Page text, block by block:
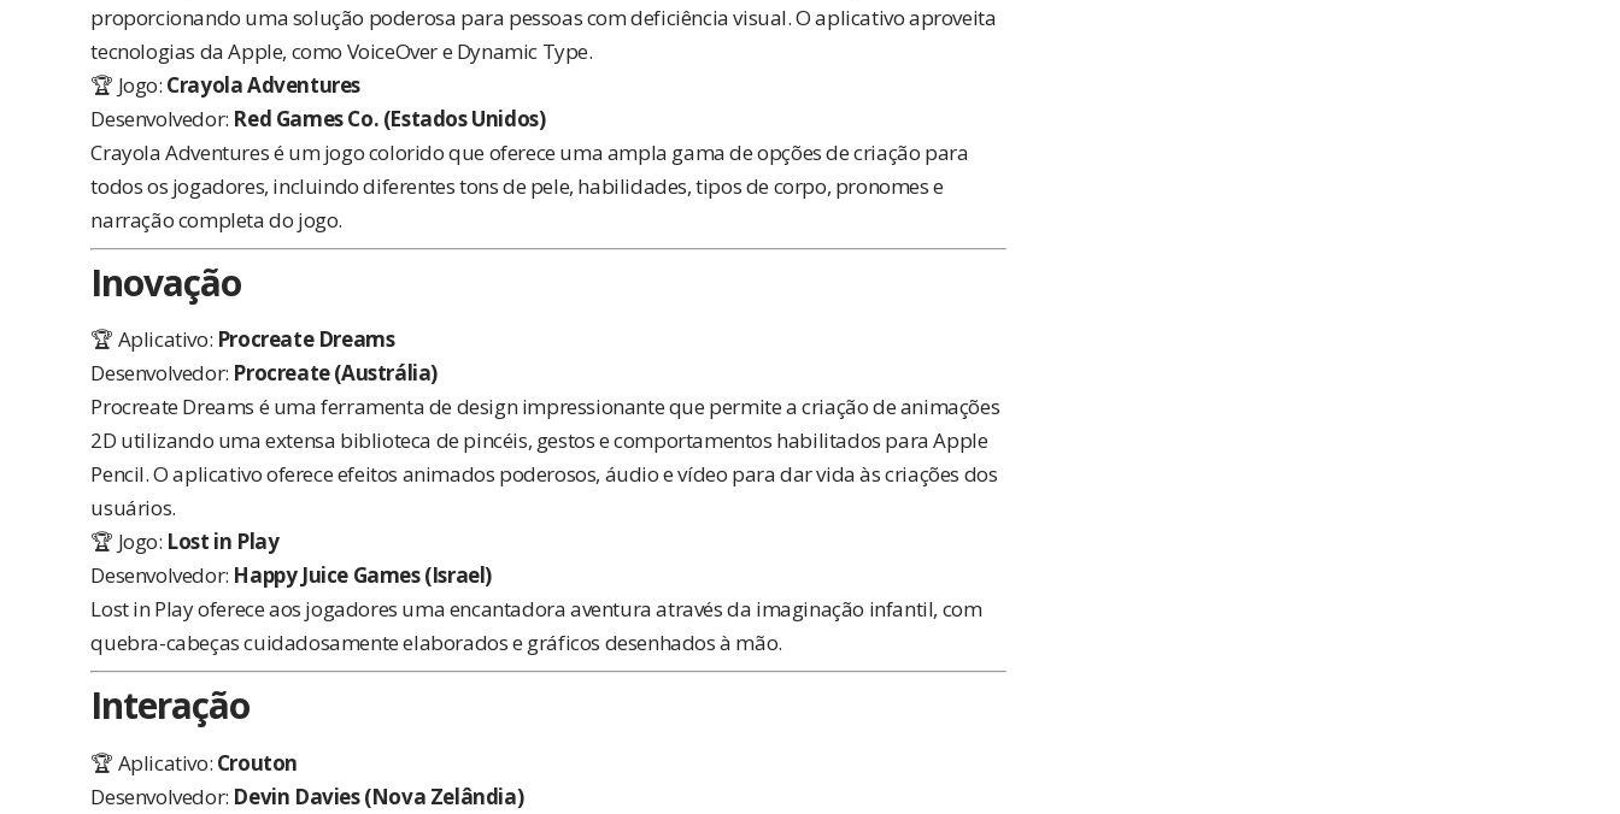
proporcionando uma solução poderosa para pessoas com deficiência visual. O aplicativo aproveita
tecnologias da Apple, como VoiceOver e Dynamic Type.
🏆 Jogo: Crayola Adventures
Desenvolvedor: Red Games Co. (Estados Unidos)
Crayola Adventures é um jogo colorido que oferece uma ampla gama de opções de criação para
todos os jogadores, incluindo diferentes tons de pele, habilidades, tipos de corpo, pronomes e
narração completa do jogo.
Inovação
🏆 Aplicativo: Procreate Dreams
Desenvolvedor: Procreate (Austrália)
Procreate Dreams é uma ferramenta de design impressionante que permite a criação de animações
2D utilizando uma extensa biblioteca de pincéis, gestos e comportamentos habilitados para Apple
Pencil. O aplicativo oferece efeitos animados poderosos, áudio e vídeo para dar vida às criações dos
usuários.
🏆 Jogo: Lost in Play
Desenvolvedor: Happy Juice Games (Israel)
Lost in Play oferece aos jogadores uma encantadora aventura através da imaginação infantil, com
quebra-cabeças cuidadosamente elaborados e gráficos desenhados à mão.
Interação
🏆 Aplicativo: Crouton
Desenvolvedor: Devin Davies (Nova Zelândia)